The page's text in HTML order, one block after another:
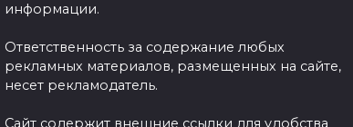
информации.
Ответственность за содержание любых
рекламных материалов, размещенных на сайте,
несет рекламодатель.
Сайт содержит внешние ссылки для удобства